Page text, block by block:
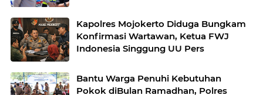
Kapolres Mojokerto Diduga Bungkam
Konfirmasi Wartawan, Ketua FWJ
Indonesia Singgung UU Pers
Bantu Warga Penuhi Kebutuhan
Pokok diBulan Ramadhan, Polres